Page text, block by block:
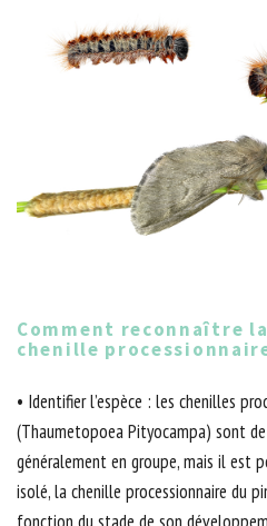
Comment reconnaître
chenille
• Identifier l’espèce : les chenilles
(Thaumetopoea Pityocampa) sont
généralement en groupe, mais il est
isolé, la chenille processionnaire du